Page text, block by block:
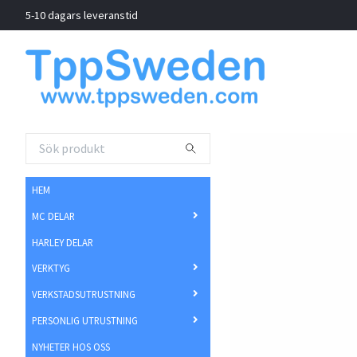
5-10 dagars leveranstid
HEM
MC DELAR
HARLEY DELAR
VERKTYG
VERKSTADSUTRUSTNING
PERSONLIG UTRUSTNING
NYHETER HOS OSS